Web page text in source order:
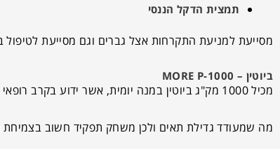
תמצית הדקל הננסי
מסייעת למניעת התקרחות אצל גברים וגם מסייעת
ביוטין – MORE P-1000
מכיל 1000 מק"ג ביוטין במנה יומית, אשר ידוע בקרב רופאי עור כויטמין H.
מה שמעודד גדילת תאים ולכן משחק תפקיד חשוב